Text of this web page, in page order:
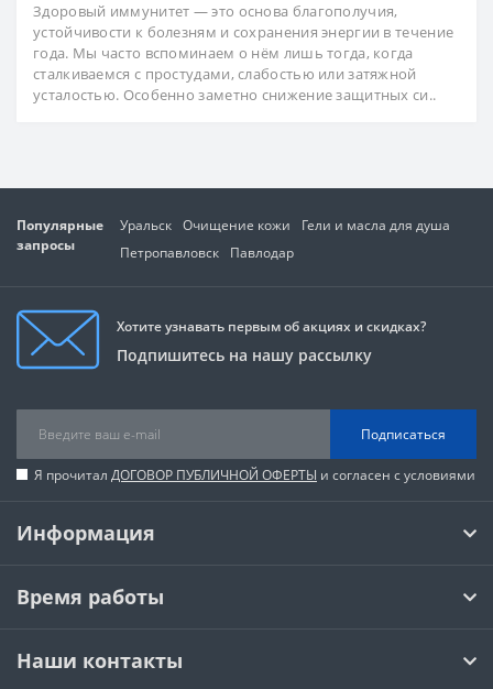
Здоровый иммунитет — это основа благополучия,
устойчивости к болезням и сохранения энергии в течение
года. Мы часто вспоминаем о нём лишь тогда, когда
сталкиваемся с простудами, слабостью или затяжной
усталостью. Особенно заметно снижение защитных си..
Популярные
запросы
Уральск Очищение кожи
Гели и масла для душа
Петропавловск
Павлодар
Хотите узнавать первым об акциях и скидках?
Подпишитесь на нашу рассылку
Подписаться
Я прочитал ДОГОВОР ПУБЛИЧНОЙ ОФЕРТЫ и согласен с условиями
Информация
Время работы
Наши контакты